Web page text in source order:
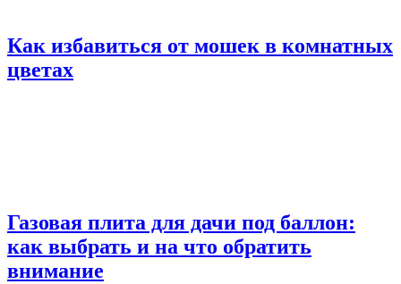
Как избавиться от мошек в комнатных
цветах
Газовая плита для дачи под баллон:
как выбрать и на что обратить
внимание